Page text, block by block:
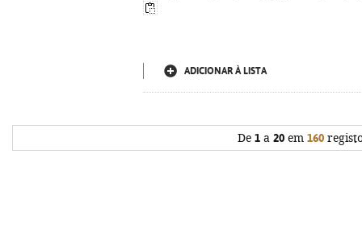
ADICIONAR À LISTA
De 1 a 20 em 160